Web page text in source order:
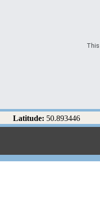
This
Latitude: 50.893446